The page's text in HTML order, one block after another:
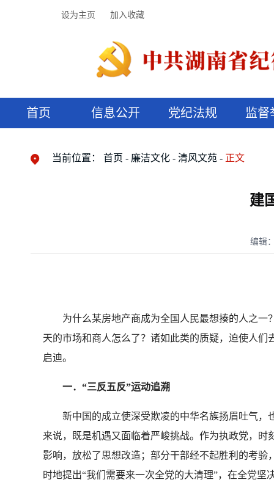
设为主页 加入收藏
首页 信息公开 党纪法规 监督
当前位置： 首页 廉洁文化 清风文苑 正文
建
编辑
为什么某房地产商成为全国人民最想揍的人之一
天的市场和商人怎么了？诸如此类的质疑，迫使人
启迪。
一．“三反五反”运动追溯
新中国的成立使深受欺凌的中华名族扬眉吐气，
来说，既是机遇又面临着严峻挑战。作为执政党，
影响，放松了思想改造；部分干部经不起胜利的考验
时地提出“我们需要来一次全党的大清理”，在全党坚